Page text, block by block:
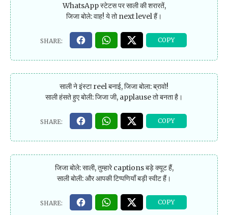
WhatsApp स्टेटस पर साली की शरारतें,
जिजा बोले: वाह! ये तो next level हैं।
साली ने इंस्टा reel बनाई, जिजा बोला: ब्रावो!
साली हंसते हुए बोली: जिजा जी, applause तो बनता है।
जिजा बोले: साली, तुम्हारे captions बड़े क्यूट हैं,
साली बोली: और आपकी टिप्पणियाँ बड़ी स्वीट हैं।